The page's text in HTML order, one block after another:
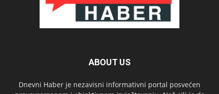
ABOUT US
Dnevni Haber je nezavisni informativni portal posvećen